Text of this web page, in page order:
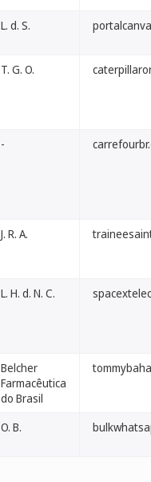
L. d. S.
T. G. O.
-
J. R. A.
L. H. d. N. C.
Belcher
Farmacêutica
do Brasil
O. B.